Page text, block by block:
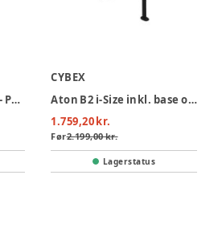
Cybex Solution X I-Fix - Pure Black
CYBEX
Aton B2 i-Size inkl. base one - Volcano Black
1.759,20 kr.
Før2.199,00 kr.
Lagerstatus